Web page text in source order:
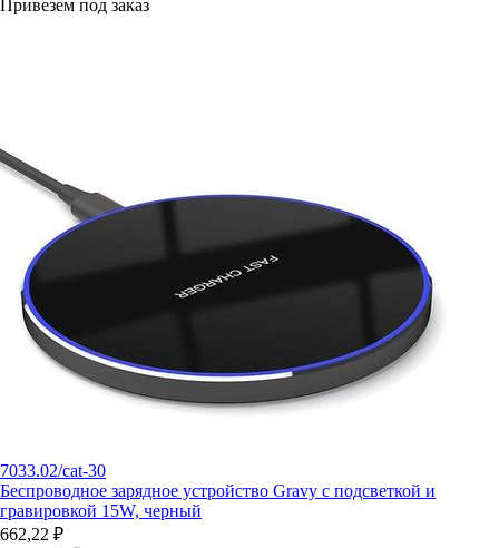
Привезем под заказ
7033.02/cat-30
Беспроводное зарядное устройство Gravy с подсветкой и
гравировкой 15W, черный
662,22 ₽